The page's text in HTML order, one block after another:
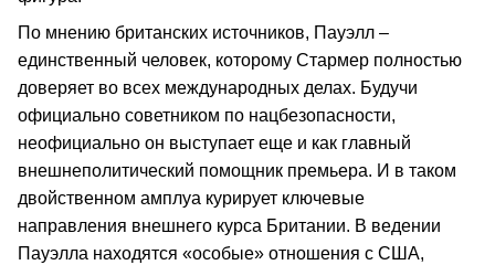
По мнению британских источников, Пауэлл –
единственный человек, которому Стармер полностью
доверяет во всех международных делах. Будучи
официально советником по нацбезопасности,
неофициально он выступает еще и как главный
внешнеполитический помощник премьера. И в таком
двойственном амплуа курирует ключевые
направления внешнего курса Британии. В ведении
Пауэлла находятся «особые» отношения с США,